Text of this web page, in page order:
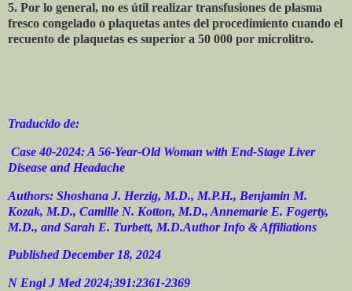
5. Por lo general, no es útil realizar transfusiones de plasma
fresco congelado o plaquetas antes del procedimiento cuando el
recuento de plaquetas es superior a 50 000 por microlitro.
Traducido de:
Case 40-2024: A 56-Year-Old Woman with End-Stage Liver
Disease and Headache
Authors: Shoshana J. Herzig, M.D., M.P.H., Benjamin M.
Kozak, M.D., Camille N. Kotton, M.D., Annemarie E. Fogerty,
M.D., and Sarah E. Turbett, M.D.Author Info & Affiliations
Published December 18, 2024
N Engl J Med 2024;391:2361-2369